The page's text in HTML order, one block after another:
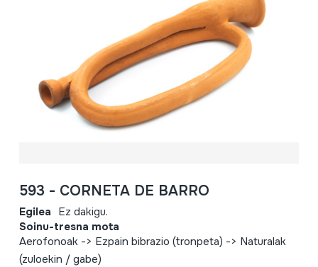
593 - CORNETA DE BARRO
Egilea Ez dakigu.
Soinu-tresna mota
Aerofonoak -> Ezpain bibrazio (tronpeta) -> Naturalak
(zuloekin / gabe)